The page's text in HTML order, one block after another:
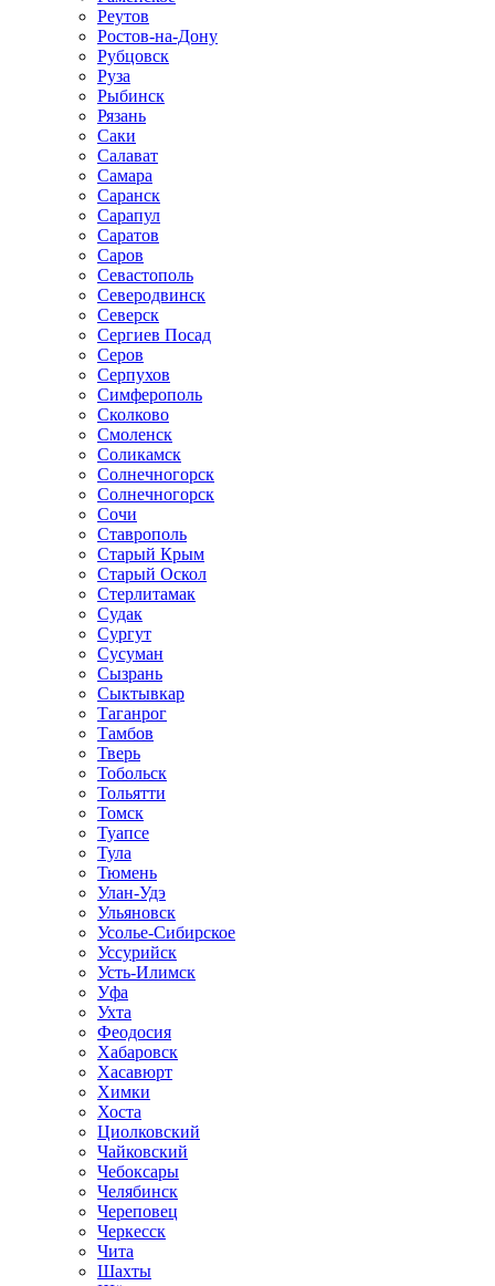
Реутов
Ростов-на-Дону
Рубцовск
Руза
Рыбинск
Рязань
Саки
Салават
Самара
Саранск
Сарапул
Саратов
Саров
Севастополь
Северодвинск
Северск
Сергиев Посад
Серов
Серпухов
Симферополь
Сколково
Смоленск
Соликамск
Солнечногорск
Солнечногорск
Сочи
Ставрополь
Старый Крым
Старый Оскол
Стерлитамак
Судак
Сургут
Сусуман
Сызрань
Сыктывкар
Таганрог
Тамбов
Тверь
Тобольск
Тольятти
Томск
Туапсе
Тула
Тюмень
Улан-Удэ
Ульяновск
Усолье-Сибирское
Уссурийск
Усть-Илимск
Уфа
Ухта
Феодосия
Хабаровск
Хасавюрт
Химки
Хоста
Циолковский
Чайковский
Чебоксары
Челябинск
Череповец
Черкесск
Чита
Шахты